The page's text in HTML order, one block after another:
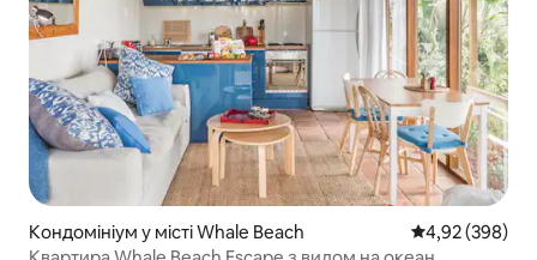
Кондомініум у місті Whale Beach Середня
4,92 (398)